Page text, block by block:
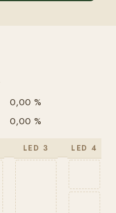
0,00 %
0,00 %
LED 3 LED 4